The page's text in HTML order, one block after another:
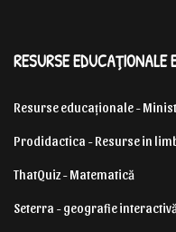
RESURSE EDUCAȚIONALE
Resurse educaționale -
Prodidactica - Resurse in
ThatQuiz - Matematică
Seterra - geografie